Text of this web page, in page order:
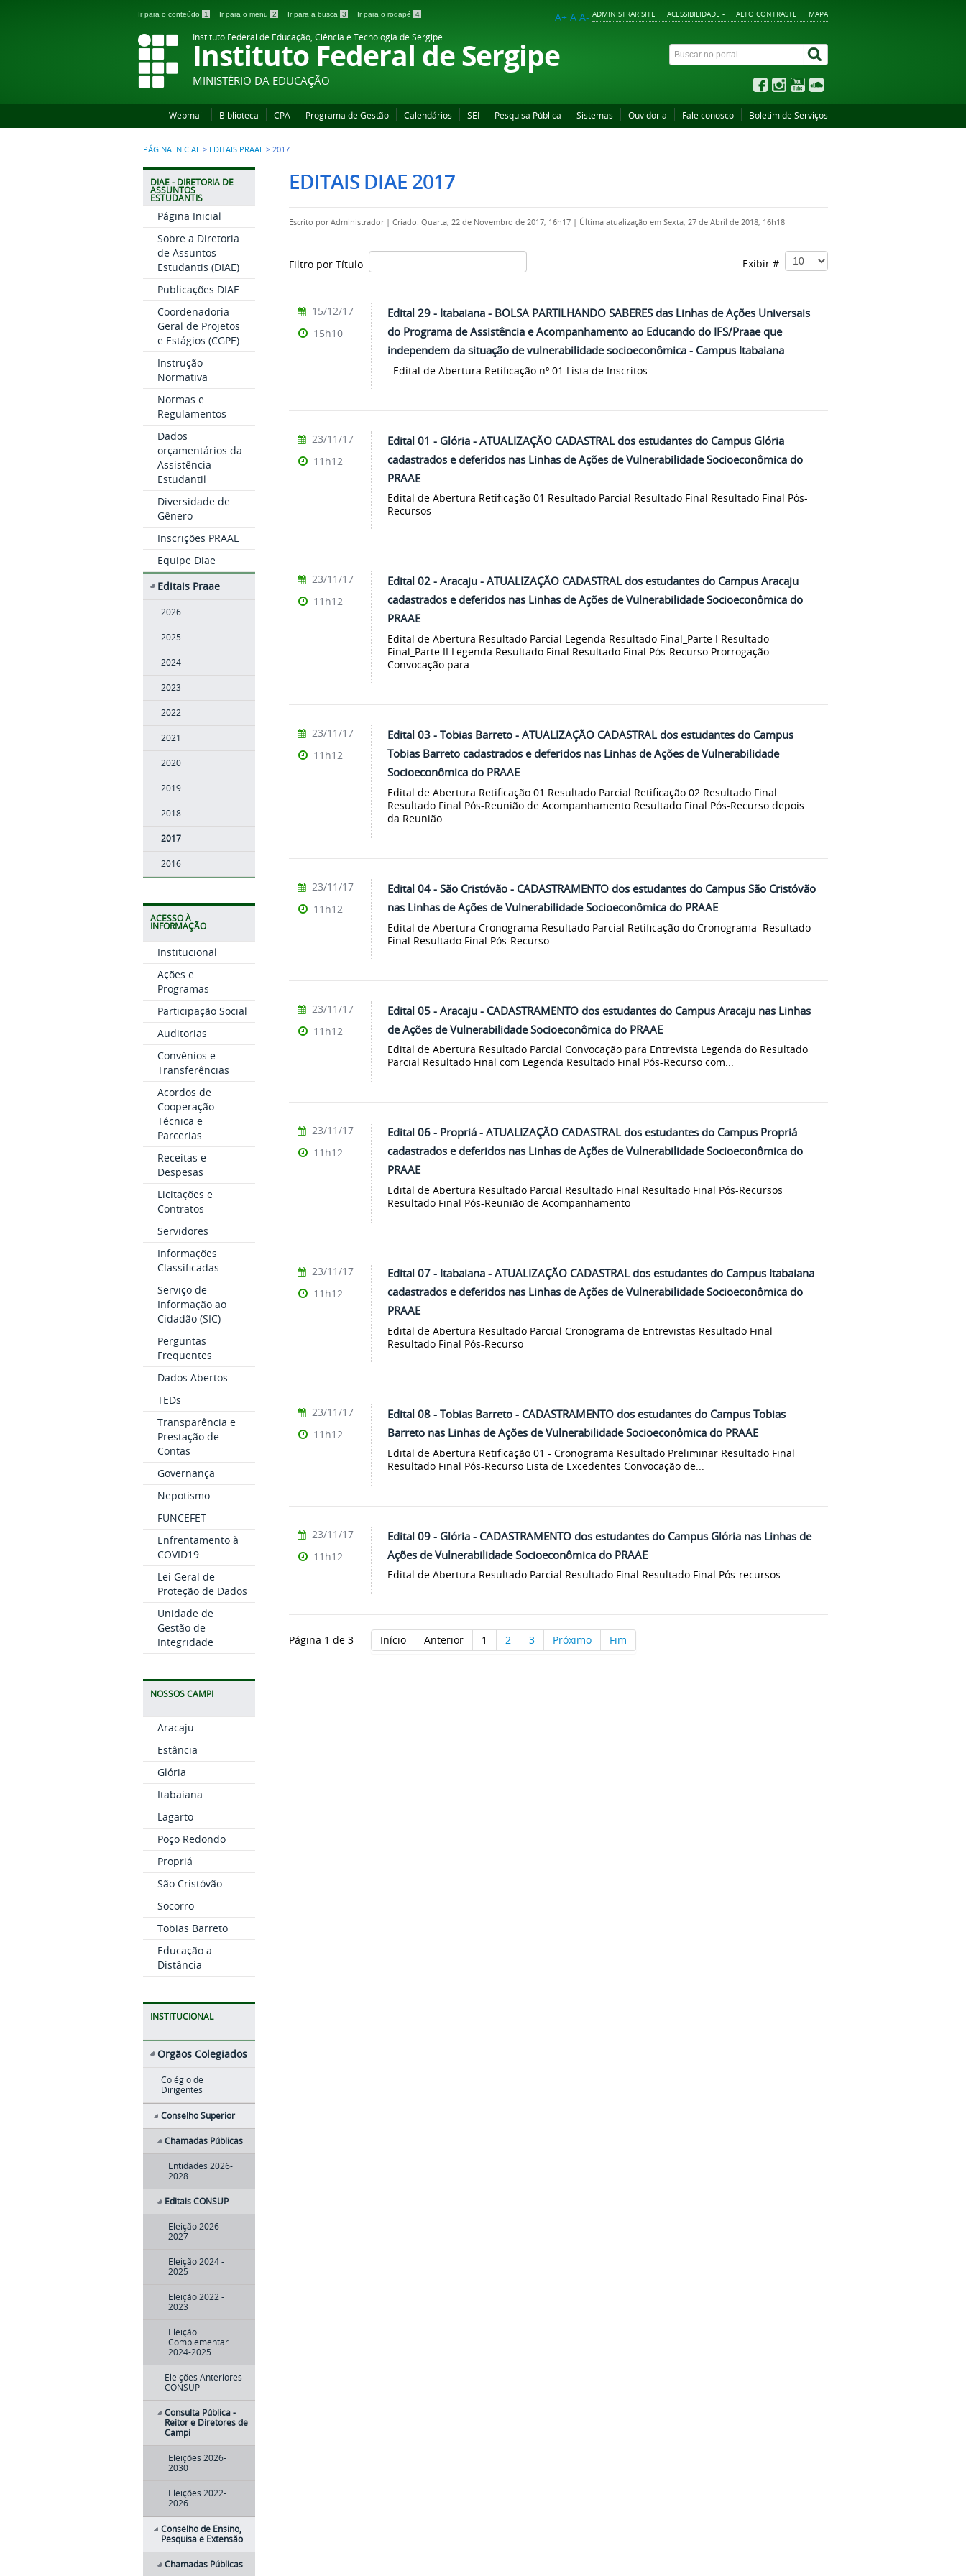
Ir para o conteúdo 1 Ir para o menu 2 Ir para a busca 3 Ir para o rodapé 4 ADMINISTRAR SITE ACESSIBILIDADE - ALTO CONTRASTE MAPA
A+ A A-
Instituto Federal de Educação, Ciência e Tecnologia de Sergipe
Instituto Federal de Sergipe
MINISTÉRIO DA EDUCAÇÃO
Webmail Biblioteca CPA Programa de Gestão Calendários SEI Pesquisa Pública Sistemas Ouvidoria Fale conosco Boletim de Serviços
PÁGINA INICIAL > EDITAIS PRAAE > 2017
DIAE - DIRETORIA DE
ASSUNTOS
ESTUDANTIS
Página Inicial
Sobre a Diretoria
de Assuntos
Estudantis (DIAE)
Publicações DIAE
Coordenadoria
Geral de Projetos
e Estágios (CGPE)
Instrução
Normativa
Normas e
Regulamentos
Dados
orçamentários da
Assistência
Estudantil
Diversidade de
Gênero
Inscrições PRAAE
Equipe Diae
Editais Praae
2026
2025
2024
2023
2022
2021
2020
2019
2018
2017
2016
ACESSO À
INFORMAÇÃO
Institucional
Ações e
Programas
Participação Social
Auditorias
Convênios e
Transferências
Acordos de
Cooperação
Técnica e
Parcerias
Receitas e
Despesas
Licitações e
Contratos
Servidores
Informações
Classificadas
Serviço de
Informação ao
Cidadão (SIC)
Perguntas
Frequentes
Dados Abertos
TEDs
Transparência e
Prestação de
Contas
Governança
Nepotismo
FUNCEFET
Enfrentamento à
COVID19
Lei Geral de
Proteção de Dados
Unidade de
Gestão de
Integridade
NOSSOS CAMPI
Aracaju
Estância
Glória
Itabaiana
Lagarto
Poço Redondo
Propriá
São Cristóvão
Socorro
Tobias Barreto
Educação a
Distância
INSTITUCIONAL
Orgãos Colegiados
Colégio de
Dirigentes
Conselho Superior
Chamadas Públicas
Entidades 2026-
2028
Editais CONSUP
Eleição 2026 -
2027
Eleição 2024 -
2025
Eleição 2022 -
2023
Eleição
Complementar
2024-2025
Eleições Anteriores
CONSUP
Consulta Pública -
Reitor e Diretores de
Campi
Eleições 2026-
2030
Eleições 2022-
2026
Conselho de Ensino,
Pesquisa e Extensão
Chamadas Públicas
EDITAIS DIAE 2017
Escrito porAdministrador | Criado: Quarta, 22 de Novembro de 2017, 16h17 | Última atualização em Sexta, 27 de Abril de 2018, 16h18
Filtro por Título Exibir #
Edital 29 - Itabaiana - BOLSA PARTILHANDO SABERES das Linhas de Ações Universais
do Programa de Assistência e Acompanhamento ao Educando do IFS/Praae que
independem da situação de vulnerabilidade socioeconômica - Campus Itabaiana
Edital de Abertura Retificação nº 01 Lista de Inscritos
15/12/17
15h10
Edital 01 - Glória - ATUALIZAÇÃO CADASTRAL dos estudantes do Campus Glória
cadastrados e deferidos nas Linhas de Ações de Vulnerabilidade Socioeconômica do
PRAAE
Edital de Abertura Retificação 01 Resultado Parcial Resultado Final Resultado Final Pós-
Recursos
23/11/17
11h12
Edital 02 - Aracaju - ATUALIZAÇÃO CADASTRAL dos estudantes do Campus Aracaju
cadastrados e deferidos nas Linhas de Ações de Vulnerabilidade Socioeconômica do
PRAAE
Edital de Abertura Resultado Parcial Legenda Resultado Final_Parte I Resultado
Final_Parte II Legenda Resultado Final Resultado Final Pós-Recurso Prorrogação
Convocação para...
23/11/17
11h12
Edital 03 - Tobias Barreto - ATUALIZAÇÃO CADASTRAL dos estudantes do Campus
Tobias Barreto cadastrados e deferidos nas Linhas de Ações de Vulnerabilidade
Socioeconômica do PRAAE
Edital de Abertura Retificação 01 Resultado Parcial Retificação 02 Resultado Final
Resultado Final Pós-Reunião de Acompanhamento Resultado Final Pós-Recurso depois
da Reunião...
23/11/17
11h12
Edital 04 - São Cristóvão - CADASTRAMENTO dos estudantes do Campus São Cristóvão
nas Linhas de Ações de Vulnerabilidade Socioeconômica do PRAAE
Edital de Abertura Cronograma Resultado Parcial Retificação do Cronograma Resultado
Final Resultado Final Pós-Recurso
23/11/17
11h12
Edital 05 - Aracaju - CADASTRAMENTO dos estudantes do Campus Aracaju nas Linhas
de Ações de Vulnerabilidade Socioeconômica do PRAAE
Edital de Abertura Resultado Parcial Convocação para Entrevista Legenda do Resultado
Parcial Resultado Final com Legenda Resultado Final Pós-Recurso com...
23/11/17
11h12
Edital 06 - Propriá - ATUALIZAÇÃO CADASTRAL dos estudantes do Campus Propriá
cadastrados e deferidos nas Linhas de Ações de Vulnerabilidade Socioeconômica do
PRAAE
Edital de Abertura Resultado Parcial Resultado Final Resultado Final Pós-Recursos
Resultado Final Pós-Reunião de Acompanhamento
23/11/17
11h12
Edital 07 - Itabaiana - ATUALIZAÇÃO CADASTRAL dos estudantes do Campus Itabaiana
cadastrados e deferidos nas Linhas de Ações de Vulnerabilidade Socioeconômica do
PRAAE
Edital de Abertura Resultado Parcial Cronograma de Entrevistas Resultado Final
Resultado Final Pós-Recurso
23/11/17
11h12
Edital 08 - Tobias Barreto - CADASTRAMENTO dos estudantes do Campus Tobias
Barreto nas Linhas de Ações de Vulnerabilidade Socioeconômica do PRAAE
Edital de Abertura Retificação 01 - Cronograma Resultado Preliminar Resultado Final
Resultado Final Pós-Recurso Lista de Excedentes Convocação de...
23/11/17
11h12
Edital 09 - Glória - CADASTRAMENTO dos estudantes do Campus Glória nas Linhas de
Ações de Vulnerabilidade Socioeconômica do PRAAE
Edital de Abertura Resultado Parcial Resultado Final Resultado Final Pós-recursos
23/11/17
11h12
Página 1 de 3 Início Anterior 1 2 3 Próximo Fim